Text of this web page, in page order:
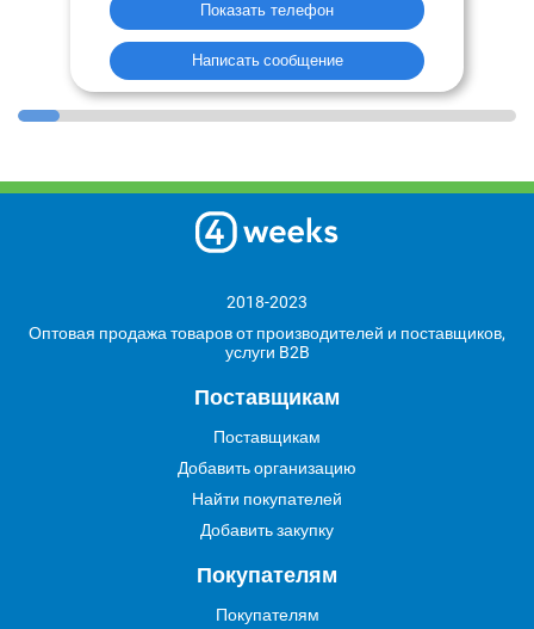
Показать телефон
Написать сообщение
2018-2023
Оптовая продажа товаров от производителей и поставщиков,
услуги B2B
Поставщикам
Поставщикам
Добавить организацию
Найти покупателей
Добавить закупку
Покупателям
Покупателям